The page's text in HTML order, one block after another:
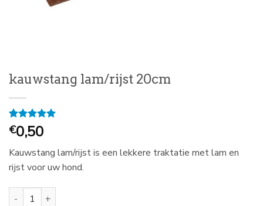
kauwstang lam/rijst 20cm
Gewaardeerd
5op 5
op
1
klantbeoordeling
€0,50
Kauwstang lam/rijst is een lekkere traktatie met lam en
rijst voor uw hond.
kauwstang lam/rijst 20cm aantal